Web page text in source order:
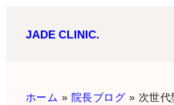
JADE CLINIC.
ホーム » 院長ブログ » 次世代